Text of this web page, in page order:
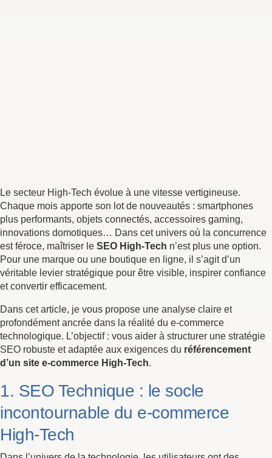
Le secteur High-Tech évolue à une vitesse vertigineuse.
Chaque mois apporte son lot de nouveautés : smartphones
plus performants, objets connectés, accessoires gaming,
innovations domotiques… Dans cet univers où la concurrence
est féroce, maîtriser le SEO High-Tech n’est plus une option.
Pour une marque ou une boutique en ligne, il s’agit d’un
véritable levier stratégique pour être visible, inspirer confiance
et convertir efficacement.
Dans cet article, je vous propose une analyse claire et
profondément ancrée dans la réalité du e-commerce
technologique. L’objectif : vous aider à structurer une stratégie
SEO robuste et adaptée aux exigences du référencement
d’un site e-commerce High-Tech.
1. SEO Technique : le socle
incontournable du e-commerce
High-Tech